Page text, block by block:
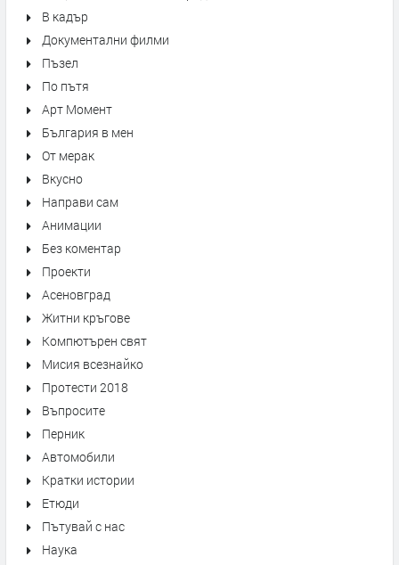
В кадър
Документални филми
Пъзел
По пътя
Арт Момент
България в мен
От мерак
Вкусно
Направи сам
Анимации
Без коментар
Проекти
Асеновград
Житни кръгове
Компютърен свят
Мисия всезнайко
Протести 2018
Въпросите
Перник
Автомобили
Кратки истории
Етюди
Пътувай с нас
Наука